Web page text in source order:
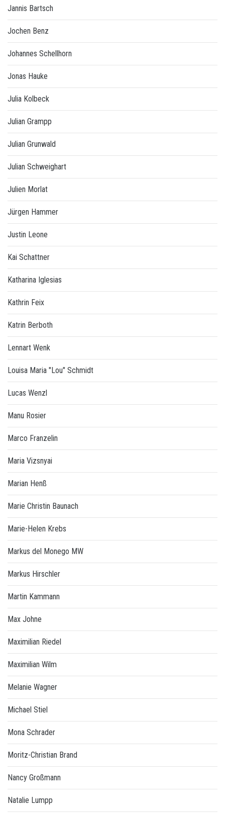
Jannis Bartsch
Jochen Benz
Johannes Schellhorn
Jonas Hauke
Julia Kolbeck
Julian Grampp
Julian Grunwald
Julian Schweighart
Julien Morlat
Jürgen Hammer
Justin Leone
Kai Schattner
Katharina Iglesias
Kathrin Feix
Katrin Berboth
Lennart Wenk
Louisa Maria "Lou" Schmidt
Lucas Wenzl
Manu Rosier
Marco Franzelin
Maria Vizsnyai
Marian Henß
Marie Christin Baunach
Marie-Helen Krebs
Markus del Monego MW
Markus Hirschler
Martin Kammann
Max Johne
Maximilian Riedel
Maximilian Wilm
Melanie Wagner
Michael Stiel
Mona Schrader
Moritz-Christian Brand
Nancy Großmann
Natalie Lumpp